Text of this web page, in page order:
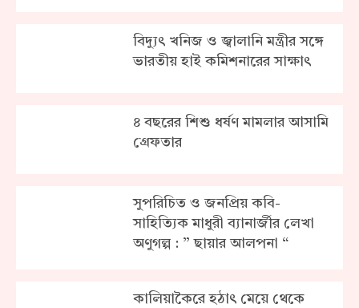
বিদ্যুৎ খনিজ ও জ্বালানি মন্ত্রীর সঙ্গে
ভারতীয় হাই কমিশনারের সাক্ষাৎ
৪ বছরের শিশু ধর্ষণ মামলার আসামি
গ্রেফতার
সুপরিচিত ও জনপ্রিয় কবি-
সাহিত্যিক মাধুরী ব্যানার্জীর লেখা
অণুগল্প : ” ছায়ার আলপনা “
কালিয়াকৈরে হঠাৎ মেয়ে থেকে